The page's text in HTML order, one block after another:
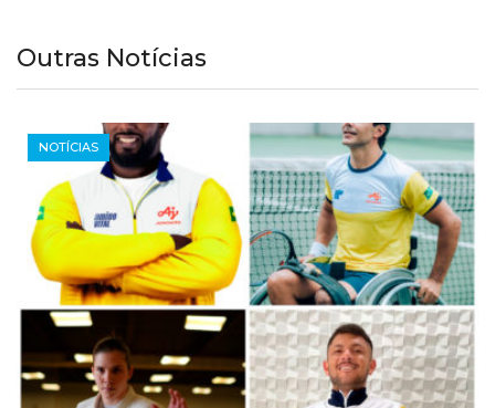
Outras Notícias
PARALÍMPICOS